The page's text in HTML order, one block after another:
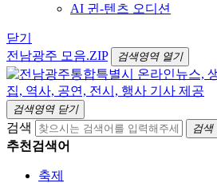
AI 귄-텐츠 오디션
닫기
전남광주 모음.ZIP
검색영역 열기
검색영역 닫기
검색 검색
추천검색어
축제